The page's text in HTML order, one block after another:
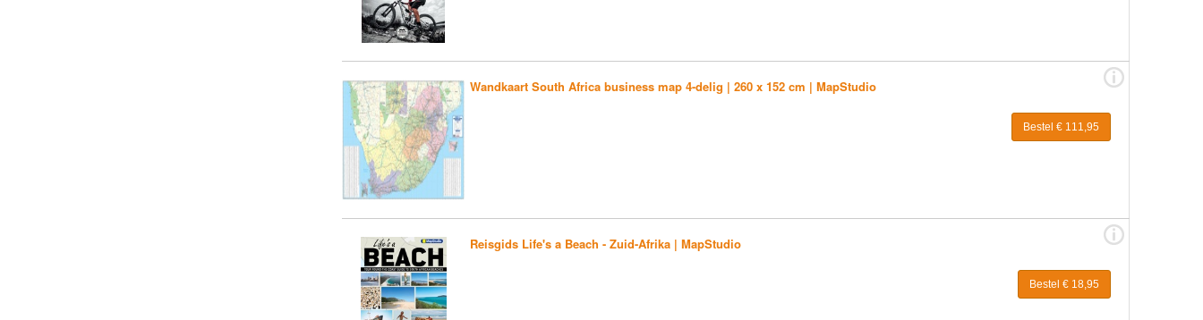
Wandkaart South Africa business map 4-delig | 260 x 152 cm | MapStudio
Bestel € 111,95
Reisgids Life's a Beach - Zuid-Afrika | MapStudio
Bestel € 18,95